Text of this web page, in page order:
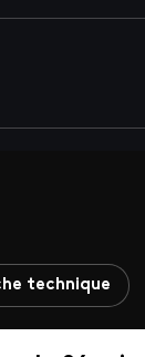
!' sur Facebook
servis !' sur X
être servis !' sur
technique